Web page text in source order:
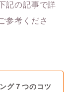
記の記事で詳
参考くださ
グ７つのコツ